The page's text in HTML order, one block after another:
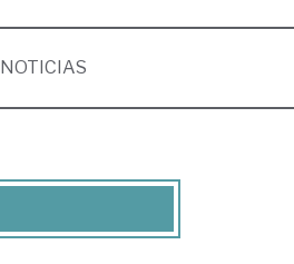
NOTICIAS